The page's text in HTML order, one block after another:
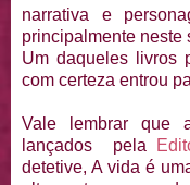
narrativa e
principalmente neste
Um daqueles
com certeza entrou
Vale lembrar que
lançados pela
detetive, A vida é